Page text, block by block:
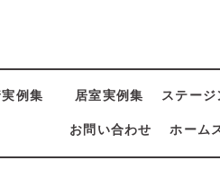
実例集 居室実例集 ステー
お問い合わせ ホーム